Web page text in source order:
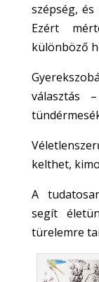
szépség,
Ezért
különböző
választás
kelthet,
A
segít
türelemre